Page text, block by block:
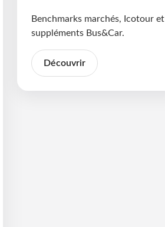
Benchmarks marchés, Icotour et
suppléments Bus&Car.
Découvrir